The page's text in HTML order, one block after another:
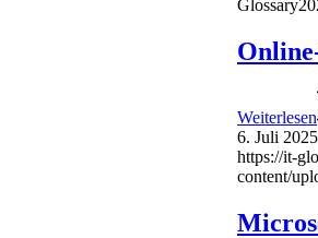
Glossary
Weiterlesen
6. Juli 2025
https://it-
content/